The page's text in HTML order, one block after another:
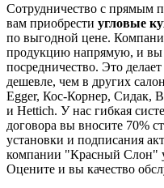
Сотрудничество с прямым
вам приобрести угловые
по выгодной цене.
продукцию напрямую, и вы
посредничество. Это
дешевле, чем в других
Egger, Кос-Корнер, Сидак,
и Hettich. У нас гибкая
договора вы вносите 70%
установки и подписания
компании "Красный Слон"
Оцените и вы качество